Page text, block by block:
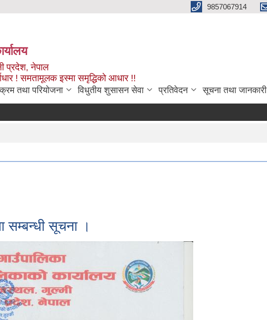
9857067914
प्रदेश, नेपाल
! समतामूलक इस्मा समृद्धिको आधार !!
तथा परियोजना विधुतीय शुसासन सेवा प्रतिवेदन सूचना तथा जानकारी
सम्बन्धी सूचना ।